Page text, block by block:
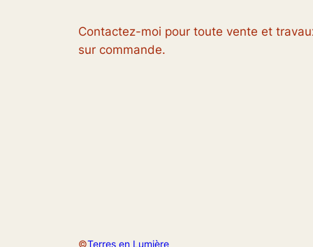
Contactez-moi pour toute vente et
sur commande.
©Terres en Lumière